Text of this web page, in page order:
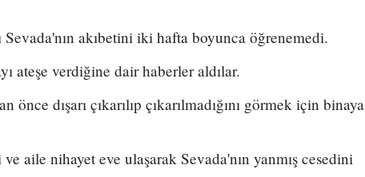
akıbetini iki hafta boyunca öğrenemedi.
ateşe verdiğine dair haberler aldılar.
dışarı çıkarılıp çıkarılmadığını görmek için binaya
aile nihayet eve ulaşarak Sevada'nın yanmış cesedini